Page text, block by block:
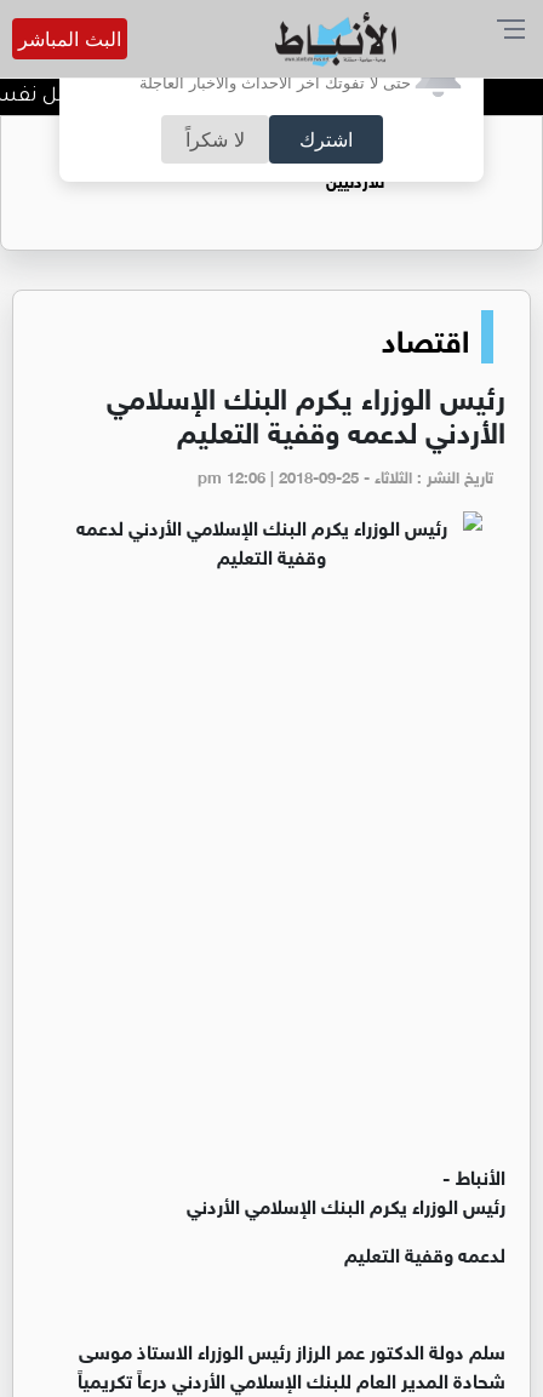
أترغب في تفعيل الإشعارات؟
حتى لا تفوتك آخر الأحداث والأخبار العاجلة
اشترك لا شكراً
البث المباشر
الضحك وقت الأزمات.. خلل نفسي
حقل الريشة حين يتحول الغاز إلى فرص عمل
للأردنيين
اقتصاد
رئيس الوزراء يكرم البنك الإسلامي
الأردني لدعمه وقفية التعليم
تاريخ النشر : الثلاثاء - pm 12:06 | 2018-09-25
الأنباط -
رئيس الوزراء يكرم البنك الإسلامي الأردني
لدعمه وقفية التعليم
سلم دولة الدكتور عمر الرزاز رئيس الوزراء الاستاذ موسى
شحادة المدير العام للبنك الإسلامي الأردني درعاً تكريمياً